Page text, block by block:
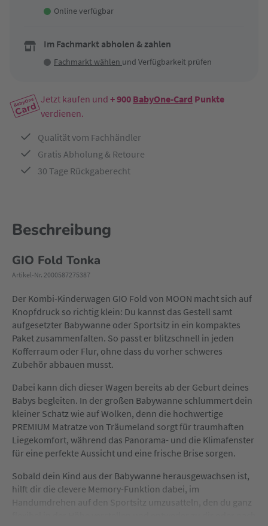
Online verfügbar
Im Fachmarkt abholen & zahlen
Fachmarkt wählen und Verfügbarkeit prüfen
Jetzt kaufen und + 900 BabyOne-Card Punkte
verdienen.
Qualität vom Fachhändler
Gratis Abholung & Retoure
30 Tage Rückgaberecht
Beschreibung
GIO Fold Tonka
Artikel-Nr. 2000587275387
Der Kombi-Kinderwagen GIO Fold von MOON macht sich auf
Knopfdruck so richtig klein: Du kannst das Gestell samt
aufgesetzter Babywanne oder Sportsitz in ein kompaktes
Paket zusammenfalten. So passt er blitzschnell in jeden
Kofferraum oder Flur, ohne dass du vorher schweres
Zubehör abbauen musst.
Dabei kann dich dieser Wagen bereits ab der Geburt deines
Babys begleiten. In der großen Babywanne schlummert dein
kleiner Schatz wie auf Wolken, denn die hochwertige
PREMIUM Matratze von Träumeland sorgt für traumhaften
Liegekomfort, während das Panorama- und die Klimafenster
für eine perfekte Aussicht und eine frische Brise sorgen.
Sobald dein Kind aus der Babywanne herausgewachsen ist,
hilft dir die clevere Memory-Funktion dabei, im
Handumdrehen auf den Sportsitz umzusatteln, den du ganz